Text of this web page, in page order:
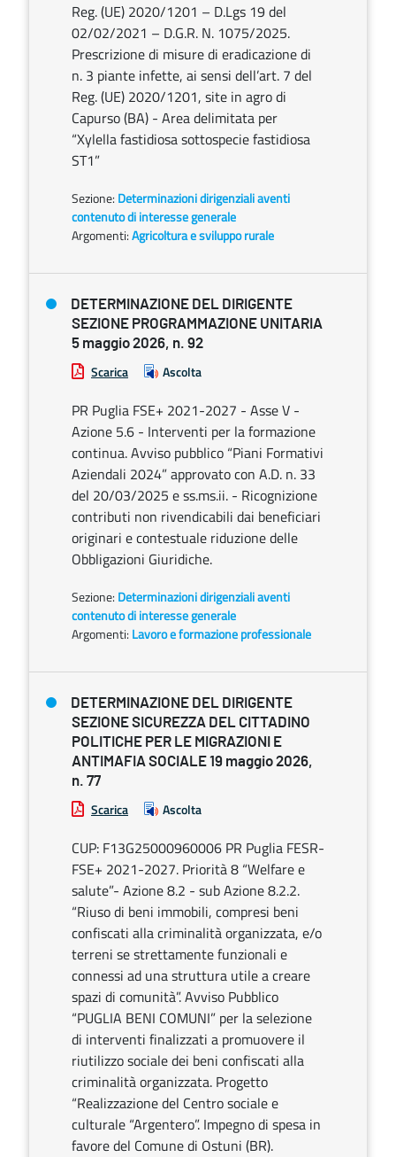
Reg. (UE) 2020/1201 – D.Lgs 19 del
02/02/2021 – D.G.R. N. 1075/2025.
Prescrizione di misure di eradicazione di
n. 3 piante infette, ai sensi dell’art. 7 del
Reg. (UE) 2020/1201, site in agro di
Capurso (BA) - Area delimitata per
“Xylella fastidiosa sottospecie fastidiosa
ST1”
Sezione: Determinazioni dirigenziali aventi
contenuto di interesse generale
Argomenti:Agricoltura e sviluppo rurale
DETERMINAZIONE DEL DIRIGENTE
SEZIONE PROGRAMMAZIONE UNITARIA
5 maggio 2026, n. 92
Scarica Ascolta
PR Puglia FSE+ 2021-2027 - Asse V -
Azione 5.6 - Interventi per la formazione
continua. Avviso pubblico “Piani Formativi
Aziendali 2024” approvato con A.D. n. 33
del 20/03/2025 e ss.ms.ii. - Ricognizione
contributi non rivendicabili dai beneficiari
originari e contestuale riduzione delle
Obbligazioni Giuridiche.
Sezione: Determinazioni dirigenziali aventi
contenuto di interesse generale
Argomenti: Lavoro e formazione professionale
DETERMINAZIONE DEL DIRIGENTE
SEZIONE SICUREZZA DEL CITTADINO
POLITICHE PER LE MIGRAZIONI E
ANTIMAFIA SOCIALE 19 maggio 2026,
n. 77
Scarica Ascolta
CUP: F13G25000960006 PR Puglia FESR-
FSE+ 2021-2027. Priorità 8 “Welfare e
salute”- Azione 8.2 - sub Azione 8.2.2.
“Riuso di beni immobili, compresi beni
confiscati alla criminalità organizzata, e/o
terreni se strettamente funzionali e
connessi ad una struttura utile a creare
spazi di comunità”. Avviso Pubblico
“PUGLIA BENI COMUNI” per la selezione
di interventi finalizzati a promuovere il
riutilizzo sociale dei beni confiscati alla
criminalità organizzata. Progetto
“Realizzazione del Centro sociale e
culturale “Argentero”. Impegno di spesa in
favore del Comune di Ostuni (BR).